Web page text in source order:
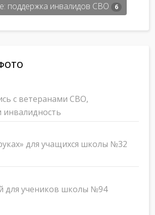
поддержка инвалидов СВО 6
с ветеранами СВО,
для учащихся школы №32
для учеников школы №94